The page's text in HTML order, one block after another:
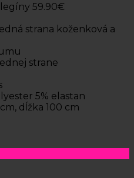
59.90€
strana koženková a
strane
5% elastan
dĺžka 100 cm